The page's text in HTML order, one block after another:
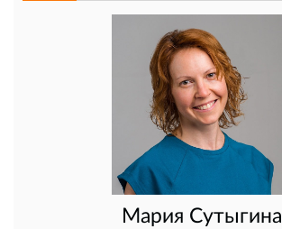
Мария Сутыгина